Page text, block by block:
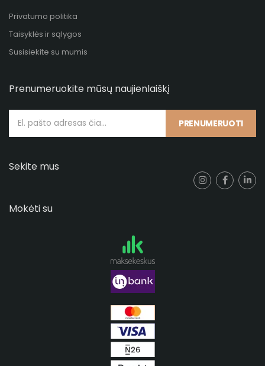
Privatumo politika
Taisyklės ir sąlygos
Susisiekite su mumis
Prenumeruokite mūsų naujienlaiškį
PRENUMERUOTI
Sekite mus
Mokėti su